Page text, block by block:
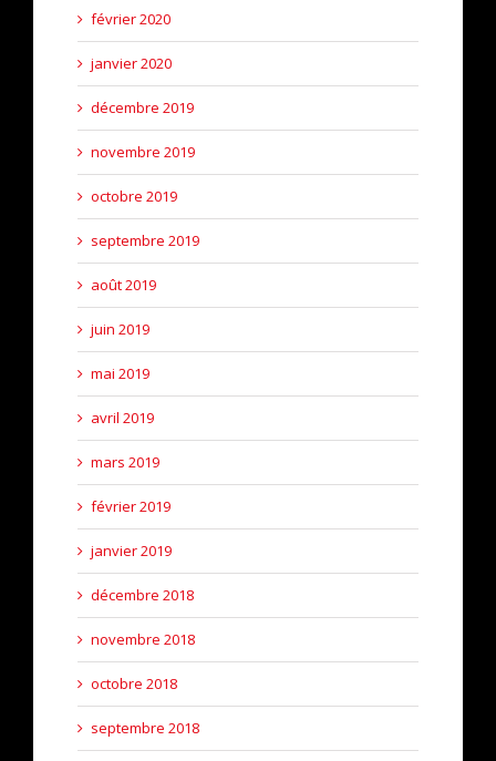
février 2020
janvier 2020
décembre 2019
novembre 2019
octobre 2019
septembre 2019
août 2019
juin 2019
mai 2019
avril 2019
mars 2019
février 2019
janvier 2019
décembre 2018
novembre 2018
octobre 2018
septembre 2018